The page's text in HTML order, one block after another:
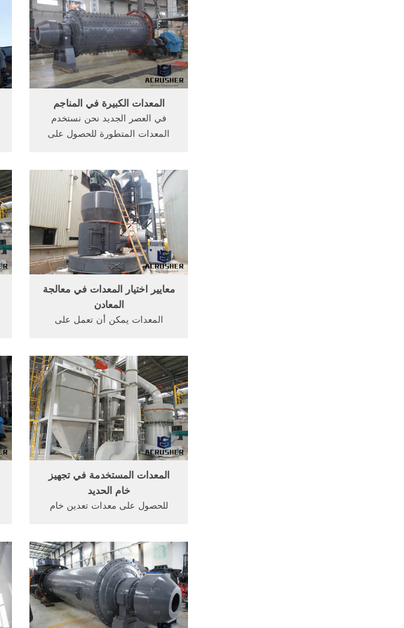
التعدين; مناجم الذهب
فيمصرالصانعون . [More/أكثر]
المعدات الكبيرة في المناجم
في العصر الجديد نحن نستخدم
المعدات المتطورة للحصول على
هذه المعدات من الكسارات
والمطحنة الكرية وبعض معدات أخرو
إنها صناعة .
معايير اختيار المعدات في معالجة
المعادن
المعدات يمكن أن تعمل على
قطع الغازأنشطة البناء والإنتاج. ...
معالجة المعادن من الذهب -
studiok. . ... معالجة الفحم
المسحوق في ...
المعدات المستخدمة في تجهيز
خام الحديد
للحصول على معدات تعدين خام
الحديدمحطم ... مصدر للحصول على
كات تجهيز خام الحديد ... دردشة
مجانية